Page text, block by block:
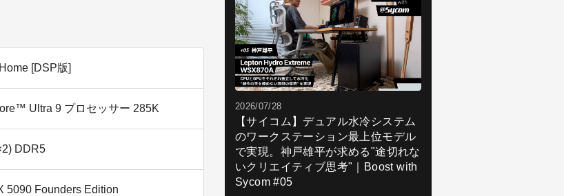
[DSP版]
Ultra 9 プロセッサー 285K
DDR5
5090 Founders Edition
2026/07/28
【サイコム】デュアル水冷システム
のワークステーション最上位モデル
で実現。神戸雄平が求める"途切れな
いクリエイティブ思考"｜Boost with
Sycom #05